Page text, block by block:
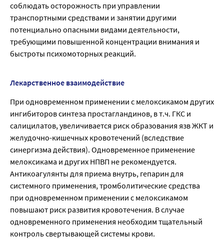
соблюдать осторожность при управлении
транспортными средствами и занятии другими
потенциально опасными видами деятельности,
требующими повышенной концентрации внимания и
быстроты психомоторных реакций.
Лекарственное взаимодействие
При одновременном применении с мелоксикамом других
ингибиторов синтеза простагландинов, в т.ч. ГКС и
салицилатов, увеличивается риск образования язв ЖКТ и
желудочно-кишечных кровотечений (вследствие
синергизма действия). Одновременное применение
мелоксикама и других НПВП не рекомендуется.
Антикоагулянты для приема внутрь, гепарин для
системного применения, тромболитические средства
при одновременном применении с мелоксикамом
повышают риск развития кровотечения. В случае
одновременного применения необходим тщательный
контроль свертывающей системы крови.